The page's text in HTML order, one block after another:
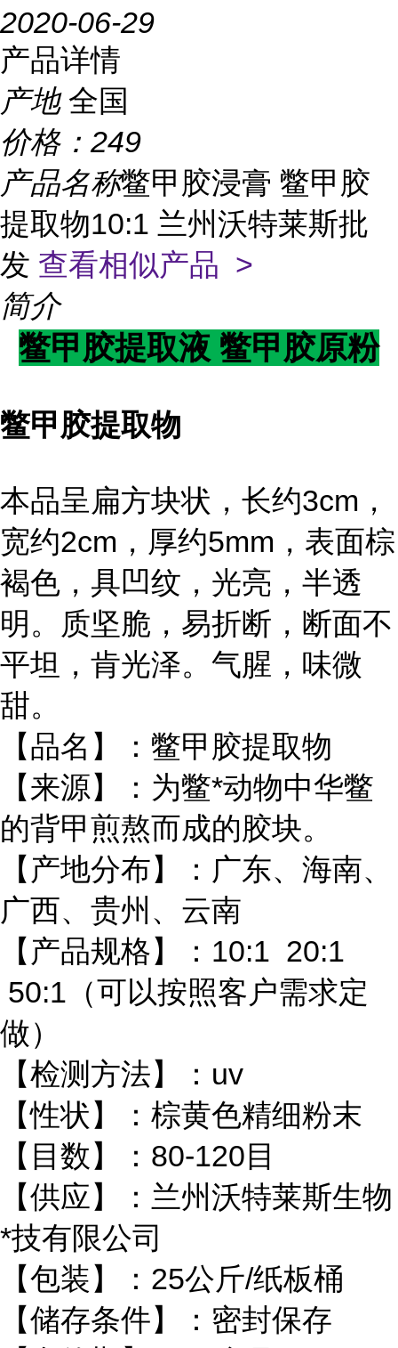
2020-06-29
产品详情
产地 全国
价格： 249
产品名称鳖甲胶浸膏 鳖甲胶
提取物10:1 兰州沃特莱斯批
发 查看相似产品 >
简介
鳖甲胶提取液 鳖甲胶原粉
鳖甲胶提取物
本品呈扁方块状，长约3cm，
宽约2cm，厚约5mm，表面棕
褐色，具凹纹，光亮，半透
明。质坚脆，易折断，断面不
平坦，肯光泽。气腥，味微
甜。
【品名】：鳖甲胶提取物
【来源】：为鳖*动物中华鳖
的背甲煎熬而成的胶块。
【产地分布】：广东、海南、
广西、贵州、云南
【产品规格】：10:1 20:1
50:1（可以按照客户需求定
做）
【检测方法】：uv
【性状】：棕黄色精细粉末
【目数】：80-120目
【供应】：兰州沃特莱斯生物
*技有限公司
【包装】：25公斤/纸板桶
【储存条件】：密封保存